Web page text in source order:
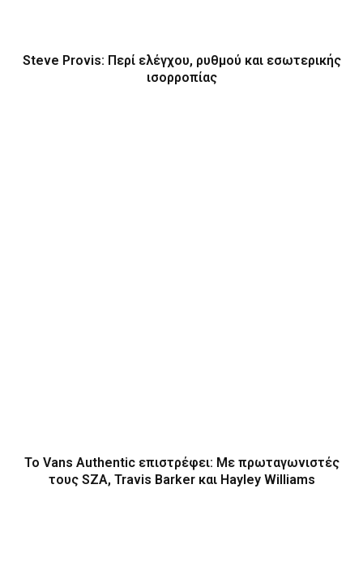
Steve Provis: Περί ελέγχου, ρυθμού και εσωτερικής
ισορροπίας
Το Vans Authentic επιστρέφει: Με πρωταγωνιστές
τους SZA, Travis Barker και Hayley Williams